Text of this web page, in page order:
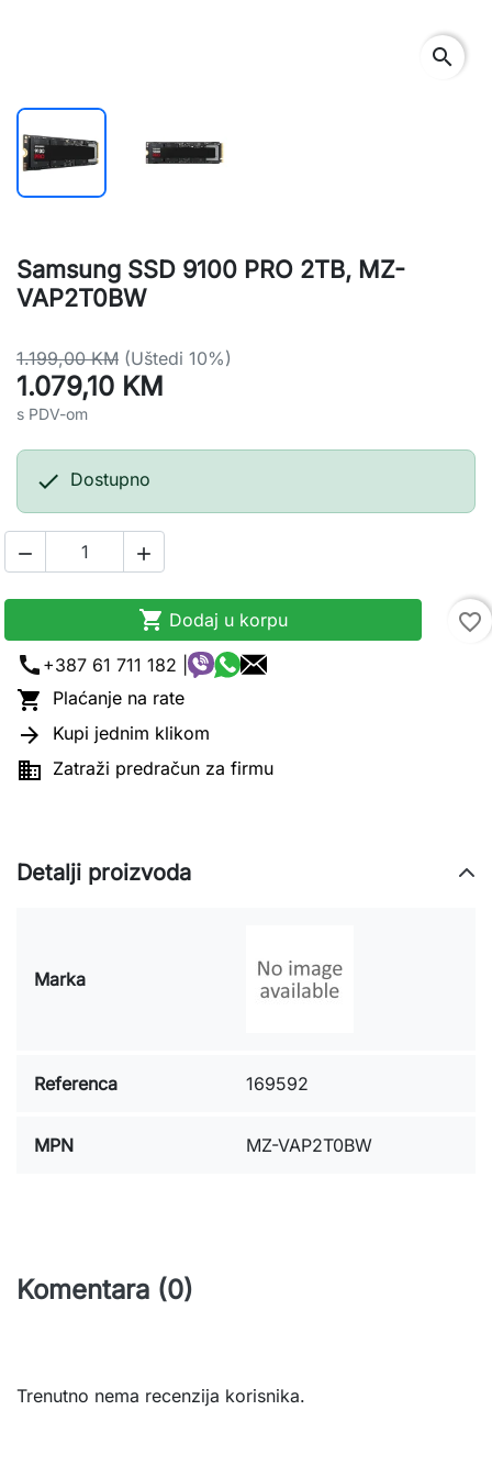
search
Samsung SSD 9100 PRO 2TB, MZ-
VAP2T0BW
1.199,00 KM (Uštedi 10%)
1.079,10 KM
s PDV-om
 Dostupno
 
 Dodaj u korpu
favorite_border
call +387 61 711 182 |
 Plaćanje na rate
 Kupi jednim klikom
 Zatraži predračun za firmu
Detalji proizvoda
Marka
Referenca 169592
MPN MZ-VAP2T0BW
Komentara (0)
Trenutno nema recenzija korisnika.